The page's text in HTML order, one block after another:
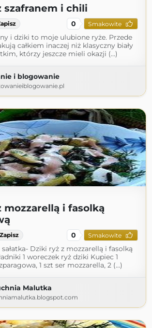
szafranem i chili
0 Smakowite
i dziki to moje ulubione ryże. Przede
całkiem inaczej niż klasyczny biały
którzy jeszcze mieli okazji (...)
i blogowanie
mozzarellą i fasolką
Zapisz 0 Smakowite
Dziki ryż z mozzarellą i fasolką
1 woreczek ryż dziki Kupiec 1
1 szt ser mozzarella, 2 (...)
Malutka